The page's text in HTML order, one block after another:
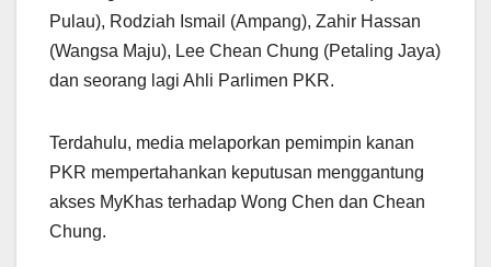
Pulau), Rodziah Ismail (Ampang), Zahir Hassan
(Wangsa Maju), Lee Chean Chung (Petaling Jaya)
dan seorang lagi Ahli Parlimen PKR.
Terdahulu, media melaporkan pemimpin kanan
PKR mempertahankan keputusan menggantung
akses MyKhas terhadap Wong Chen dan Chean
Chung.